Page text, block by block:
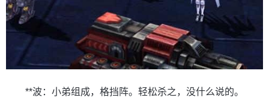
**波：小弟组成，格挡阵。轻松杀之，没什么说的。